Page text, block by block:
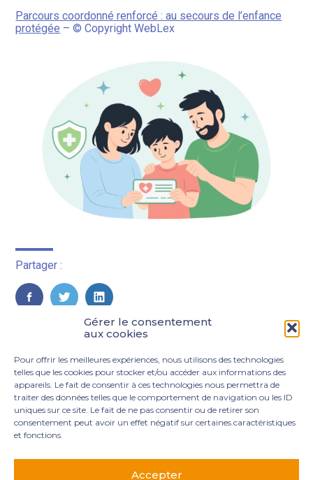
Gérer le consentement
aux cookies
Pour offrir les meilleures expériences, nous utilisons des technologies
telles que les cookies pour stocker et/ou accéder aux informations des
appareils. Le fait de consentir à ces technologies nous permettra de
traiter des données telles que le comportement de navigation ou les ID
uniques sur ce site. Le fait de ne pas consentir ou de retirer son
consentement peut avoir un effet négatif sur certaines caractéristiques
et fonctions.
Accepter
Parcours coordonné renforcé : au secours de l’enfance
protégée – © Copyright WebLex
Partager :
FaceBook
TwitterLinkedIn
Principale
3 rue Marie Dupil – La Plaine Petit Manoir – 97232 Le